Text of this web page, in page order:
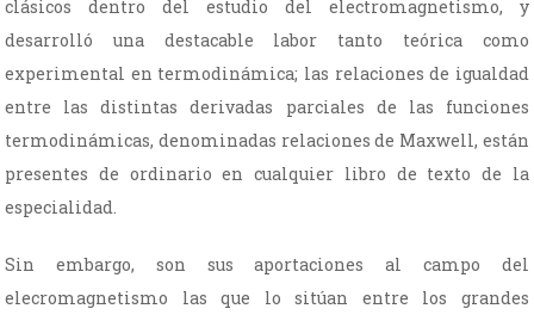
clásicos dentro del estudio del electromagnetismo, y
desarrolló una destacable labor tanto teórica como
experimental en termodinámica; las relaciones de igualdad
entre las distintas derivadas parciales de las funciones
termodinámicas, denominadas relaciones de Maxwell, están
presentes de ordinario en cualquier libro de texto de la
especialidad.
Sin embargo, son sus aportaciones al campo del
elecromagnetismo las que lo sitúan entre los grandes